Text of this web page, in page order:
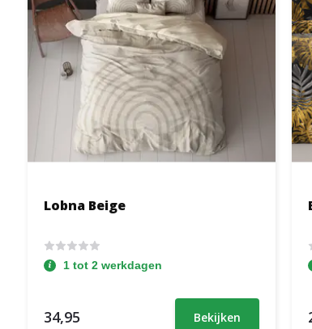
Lobna Beige
1 tot 2 werkdagen
34,95 Bekijken